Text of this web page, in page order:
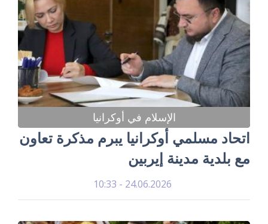
الإسلام في أوكرانيا
اتحاد مسلمي أوكرانيا يبرم مذكرة تعاون
مع بلدية مدينة إيربين
24.06.2026 - 10:33